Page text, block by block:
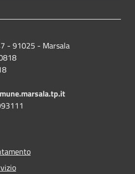
- 91025 - Marsala